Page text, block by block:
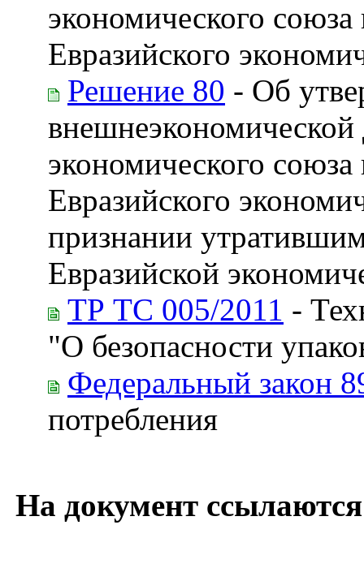
экономического
Евразийского
Решение 80 - Об
внешнеэкономической
экономического
Евразийского
признании
Евразийской
ТР ТС 005/2011 -
"О безопасности
Федеральный закон
потребления
На документ